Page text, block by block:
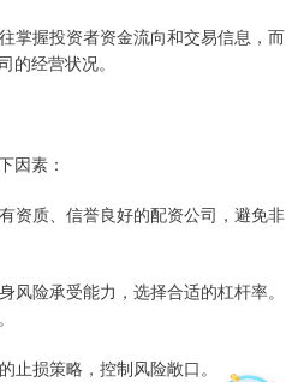
掌握投资者资金流向和交易信息，而
的经营状况。
因素：
资质、信誉良好的配资公司，避免非
风险承受能力，选择合适的杠杆率。
止损策略，控制风险敞口。